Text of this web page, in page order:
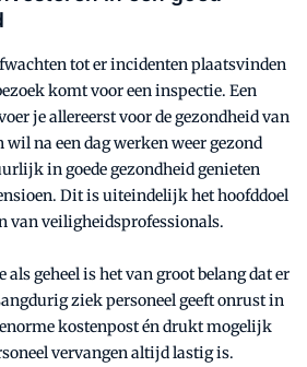
tot er incidenten plaatsvinden
komt voor een inspectie. Een
je allereerst voor de gezondheid van
wil na een dag werken weer gezond
in goede gezondheid genieten
Dit is uiteindelijk het hoofddoel
van veiligheidsprofessionals.
als geheel is het van groot belang dat er
ziek personeel geeft onrust in
kostenpost én drukt mogelijk
vervangen altijd lastig is.